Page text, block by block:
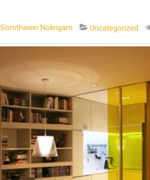
Somthawin Nokngam Uncategorized